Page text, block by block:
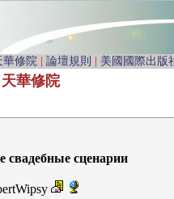
華修院 論壇規則 美國國際出版
天華修院
свадебные сценарии